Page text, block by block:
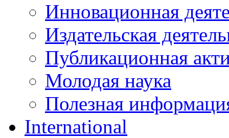
Инновационная
Издательская
Публикационная
Молодая наука
Полезная
International